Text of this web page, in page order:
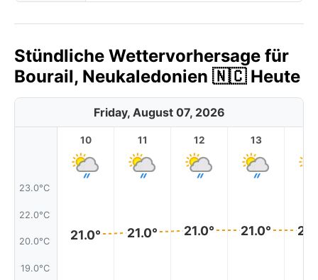
Stündliche Wettervorhersage für
Bourail, Neukaledonien 🇳🇨 Heute
Friday, August 07, 2026
23.0°C
22.0°C
20.0°C
19.0°C
10
21.0°
11
21.0°
12
21.0°
13
21.0°